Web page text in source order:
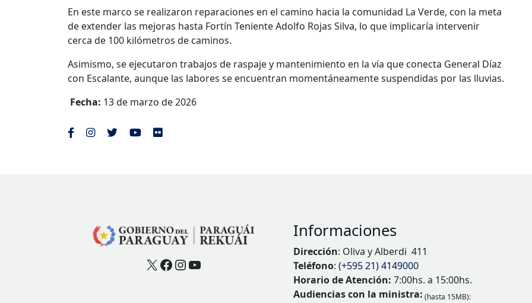
En este marco se realizaron reparaciones en el camino hacia la comunidad La Verde, con la meta
de extender las mejoras hasta Fortín Teniente Adolfo Rojas Silva, lo que implicaría intervenir
cerca de 100 kilómetros de caminos.
Asimismo, se ejecutaron trabajos de raspaje y mantenimiento en la vía que conecta General Díaz
con Escalante, aunque las labores se encuentran momentáneamente suspendidas por las lluvias.
Fecha: 13 de marzo de 2026
X Facebook
Instagram
YouTube
Informaciones
Dirección: Oliva y Alberdi 411
Teléfono: (+595 21) 4149000
Horario de Atención: 7:00hs. a 15:00hs.
Audiencias con la ministra: (hasta 15MB):